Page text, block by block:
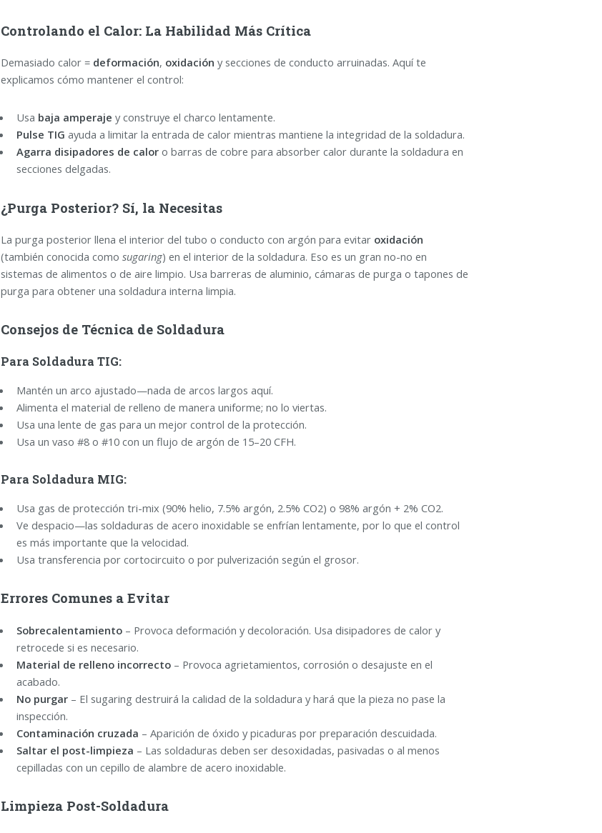
Controlando el Calor: La Habilidad Más Crítica
Demasiado calor = deformación, oxidación y secciones de conducto arruinadas. Aquí te
explicamos cómo mantener el control:
Usa baja amperaje y construye el charco lentamente.
Pulse TIG ayuda a limitar la entrada de calor mientras mantiene la integridad de la soldadura.
Agarra disipadores de caloro barras de cobre para absorber calor durante la soldadura en
secciones delgadas.
¿Purga Posterior? Sí, la Necesitas
La purga posterior llena el interior del tubo o conducto con argón para evitar oxidación
(también conocida como sugaring) en el interior de la soldadura. Eso es un gran no-no en
sistemas de alimentos o de aire limpio. Usa barreras de aluminio, cámaras de purga o tapones de
purga para obtener una soldadura interna limpia.
Consejos de Técnica de Soldadura
Para Soldadura TIG:
Mantén un arco ajustado—nada de arcos largos aquí.
Alimenta el material de relleno de manera uniforme; no lo viertas.
Usa una lente de gas para un mejor control de la protección.
Usa un vaso #8 o #10 con un flujo de argón de 15–20 CFH.
Para Soldadura MIG:
Usa gas de protección tri-mix (90% helio, 7.5% argón, 2.5% CO2) o 98% argón + 2% CO2.
Ve despacio—las soldaduras de acero inoxidable se enfrían lentamente, por lo que el control
es más importante que la velocidad.
Usa transferencia por cortocircuito o por pulverización según el grosor.
Errores Comunes a Evitar
Sobrecalentamiento– Provoca deformación y decoloración. Usa disipadores de calor y
retrocede si es necesario.
Material de relleno incorrecto– Provoca agrietamientos, corrosión o desajuste en el
acabado.
No purgar– El sugaring destruirá la calidad de la soldadura y hará que la pieza no pase la
inspección.
Contaminación cruzada – Aparición de óxido y picaduras por preparación descuidada.
Saltar el post-limpieza – Las soldaduras deben ser desoxidadas, pasivadas o al menos
cepilladas con un cepillo de alambre de acero inoxidable.
Limpieza Post-Soldadura